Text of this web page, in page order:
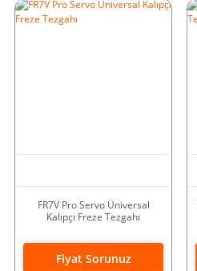
FR7V Pro Servo Üniversal
Kalıpçı Freze Tezgahı
Fiyat Sorunuz